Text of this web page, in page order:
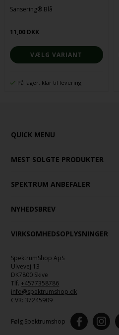
Sansering® Blå
11,00 DKK
VÆLG VARIANT
På lager, klar til levering
QUICK MENU
MEST SOLGTE PRODUKTER
SPEKTRUM ANBEFALER
NYHEDSBREV
VIRKSOMHEDSOPLYSNINGER
SpektrumShop ApS
Ulvevej 13
DK7800 Skive
Tlf. +4577358786
info@spektrumshop.dk
CVR: 37245909
Følg Spektrumshop